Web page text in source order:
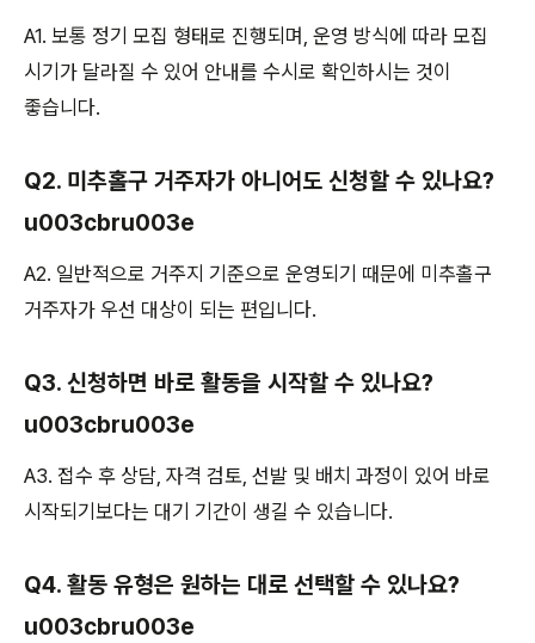
A1. 보통 정기 모집 형태로 진행되며, 운영 방식에 따라 모집
시기가 달라질 수 있어 안내를 수시로 확인하시는 것이
좋습니다.
Q2. 미추홀구 거주자가 아니어도 신청할 수 있나요?
u003cbru003e
A2. 일반적으로 거주지 기준으로 운영되기 때문에 미추홀구
거주자가 우선 대상이 되는 편입니다.
Q3. 신청하면 바로 활동을 시작할 수 있나요?
u003cbru003e
A3. 접수 후 상담, 자격 검토, 선발 및 배치 과정이 있어 바로
시작되기보다는 대기 기간이 생길 수 있습니다.
Q4. 활동 유형은 원하는 대로 선택할 수 있나요?
u003cbru003e